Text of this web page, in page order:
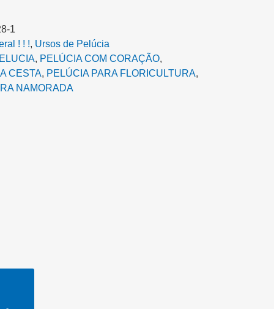
1
! ! !, Ursos de Pelúcia
, PELÚCIA COM CORAÇÃO,
CESTA‎, PELÚCIA PARA FLORICULTURA,
NAMORADA